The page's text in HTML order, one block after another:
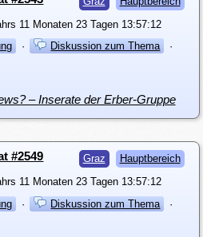
11 Monaten 23 Tagen 13:57:12
· Diskussion zum Thema
·
– Inserate der Erber-Gruppe
Graz Hauptbereich
#2549
11 Monaten 23 Tagen 13:57:12
· Diskussion zum Thema
·